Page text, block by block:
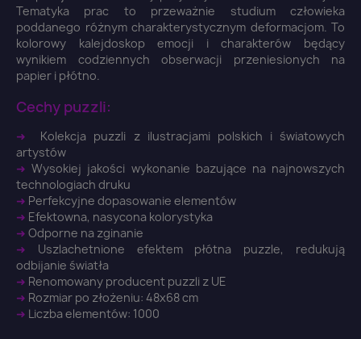
Tematyka prac to przeważnie studium człowieka
poddanego różnym charakterystycznym deformacjom. To
kolorowy kalejdoskop emocji i charakterów będący
wynikiem codziennych obserwacji przeniesionych na
papier i płótno.
Cechy puzzli:
➜
Kolekcja puzzli z ilustracjami polskich i światowych
artystów
➜ Wysokiej jakości wykonanie bazujące na najnowszych
technologiach druku
➜ Perfekcyjne dopasowanie elementów
➜ Efektowna, nasycona kolorystyka
➜ Odporne na zginanie
➜
Uszlachetnione efektem płótna puzzle, redukują
odbijanie światła
➜ Renomowany producent puzzli z UE
➜ Rozmiar po złożeniu: 48x68 cm
➜ Liczba elementów: 1000
Zaloguj się
You need to be logged in to save products in your
wish list.
Anuluj